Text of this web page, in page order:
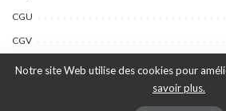
CGU
CGV
©Toombow Kids, 2022 - 2024 - Tous droits
Notre site Web utilise des cookies pour
savoir plus.